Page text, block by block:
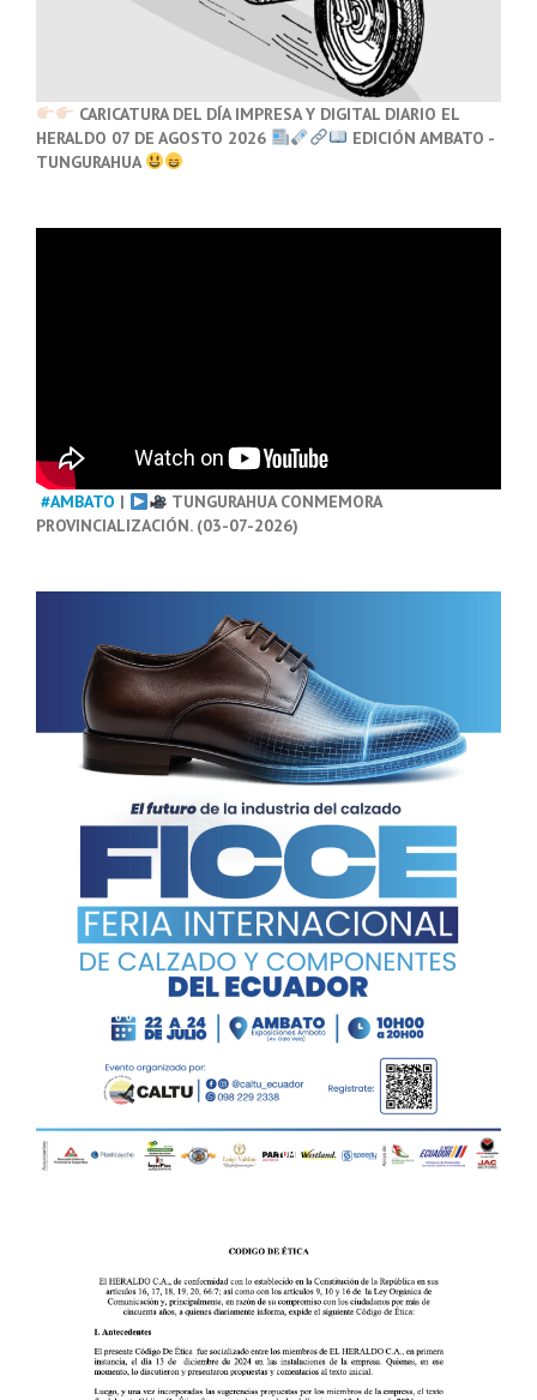
CARICATURA DEL DÍA IMPRESA Y DIGITAL DIARIO EL
HERALDO 07 DE AGOSTO 2026
EDICIÓN AMBATO -
TUNGURAHUA
#AMBATO |
TUNGURAHUA CONMEMORA
PROVINCIALIZACIÓN. (03-07-2026)